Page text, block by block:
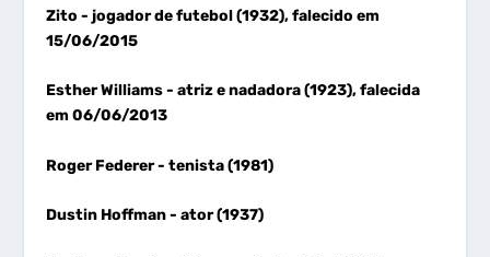
Zito- jogador de futebol (1932), falecido em
15/06/2015
Esther Williams- atriz e nadadora (1923), falecida
em 06/06/2013
Roger Federer- tenista (1981)
Dustin Hoffman- ator (1937)